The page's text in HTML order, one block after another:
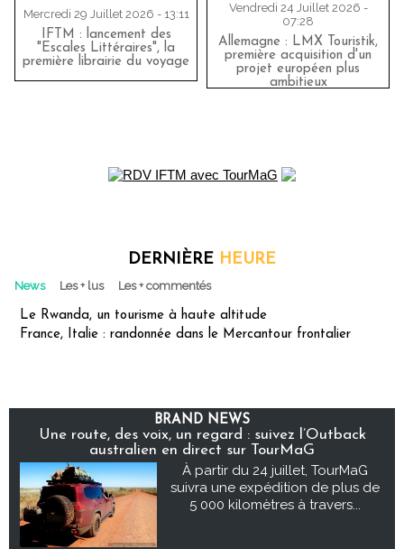
Mercredi 29 Juillet 2026 - 13:11
IFTM : lancement des
"Escales Littéraires", la
première librairie du voyage
Vendredi 24 Juillet 2026 -
07:28
Allemagne : LMX Touristik,
première acquisition d'un
projet européen plus
ambitieux
DERNIÈRE HEURE
News Les + lus Les + commentés
Le Rwanda, un tourisme à haute altitude
France, Italie : randonnée dans le Mercantour frontalier
BRAND NEWS
Une route, des voix, un regard : suivez l’Outback
australien en direct sur TourMaG
À partir du 24 juillet, TourMaG
suivra une expédition de plus de
5 000 kilomètres à travers...